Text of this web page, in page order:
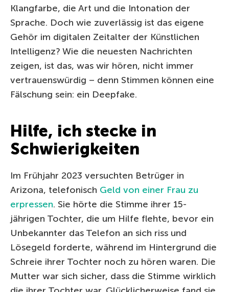
Klangfarbe, die Art und die Intonation der
Sprache. Doch wie zuverlässig ist das eigene
Gehör im digitalen Zeitalter der Künstlichen
Intelligenz? Wie die neuesten Nachrichten
zeigen, ist das, was wir hören, nicht immer
vertrauenswürdig – denn Stimmen können eine
Fälschung sein: ein Deepfake.
Hilfe, ich stecke in
Schwierigkeiten
Im Frühjahr 2023 versuchten Betrüger in
Arizona, telefonisch Geld von einer Frau zu
erpressen. Sie hörte die Stimme ihrer 15-
jährigen Tochter, die um Hilfe flehte, bevor ein
Unbekannter das Telefon an sich riss und
Lösegeld forderte, während im Hintergrund die
Schreie ihrer Tochter noch zu hören waren. Die
Mutter war sich sicher, dass die Stimme wirklich